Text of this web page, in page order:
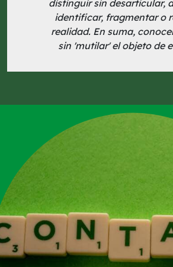
distinguir sin desarticular,
identificar, fragmentar o
realidad. En suma,
sin 'mutilar' el objeto de